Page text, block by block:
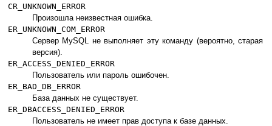
CR_UNKNOWN_ERROR
Произошла неизвестная ошибка.
ER_UNKNOWN_COM_ERROR
Сервер MySQL не выполняет эту команду (вероятно, старая
версия).
ER_ACCESS_DENIED_ERROR
Пользователь или пароль ошибочен.
ER_BAD_DB_ERROR
База данных не существует.
ER_DBACCESS_DENIED_ERROR
Пользователь не имеет прав доступа к базе данных.